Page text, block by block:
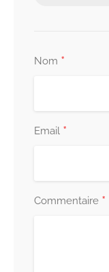
Nom *
Email *
Commentaire *